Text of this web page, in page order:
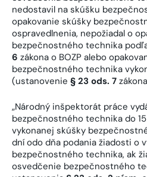
nedostavil na skúšku
opakovanie skúšky
ospravedlnenia, nepožiadal o
bezpečnostného technika
6 zákona o BOZP alebo
bezpečnostného technika
(ustanovenie § 23 ods. 7
„Národný inšpektorát práce
bezpečnostného technika do
vykonanej skúšky
dní odo dňa podania žiadosti o
bezpečnostného technika, ak
osvedčenie bezpečnostného